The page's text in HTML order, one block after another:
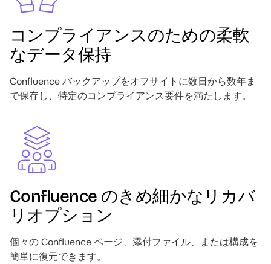
コンプライアンスのための柔軟
なデータ保持
Confluence バックアップをオフサイトに数日から数年ま
で保存し、特定のコンプライアンス要件を満たします。
Image
Confluence のきめ細かなリカバ
リオプション
個々の Confluence ページ、添付ファイル、または構成を
簡単に復元できます。